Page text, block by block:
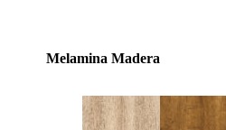
Melamina Madera